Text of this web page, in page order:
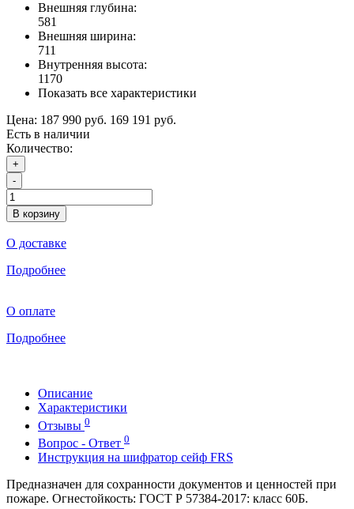
Внешняя глубина:
581
Внешняя ширина:
711
Внутренняя высота:
1170
Показать все характеристики
Цена: 187 990 руб. 169 191 руб.
Есть в наличии
Количество:
+
-
В корзину
О доставке
Подробнее
О оплате
Подробнее
Описание
Характеристики
Отзывы 0
Вопрос - Ответ 0
Инструкция на шифратор сейф FRS
Предназначен для сохранности документов и ценностей при
пожаре. Огнестойкость: ГОСТ Р 57384-2017: класс 60Б.